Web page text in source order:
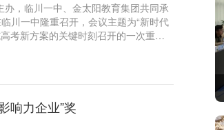
，临川一中、金太阳教育集团共同承
川一中隆重召开，会议主题为“新时代
考新方案的关键时刻召开的一次重要
局，推进江西新高考方案落地实施，
响力企业”奖